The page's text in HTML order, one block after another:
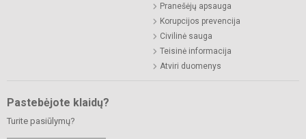
Pranešėjų apsauga
Korupcijos prevencija
Civilinė sauga
Teisinė informacija
Atviri duomenys
Pastebėjote klaidų?
Turite pasiūlymų?